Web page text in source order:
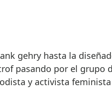
pasando por el grupo
y activista